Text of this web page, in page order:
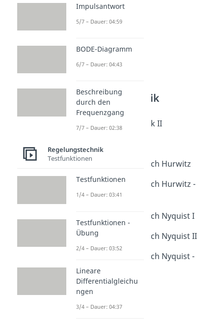
Weitere Inhalte:
Regelungstechnik
Stabilitätsanalyse
Intro Regelungstechnik II
Dauer: 04:15
Stabilitätskriterium nach Hurwitz
Stabilitätskriterium nach Hurwitz -
Übung
Stabilitätskriterium nach Nyquist I
Dauer: 02:59
Stabilitätskriterium nach Nyquist II
Dauer: 03:46
Stabilitätskriterium nach Nyquist -
Übung
Dauer: 02:58
Impulsantwort
5/7 – Dauer: 04:59
BODE-Diagramm
6/7 – Dauer: 04:43
Beschreibung
durch den
Frequenzgang
7/7 – Dauer: 02:38
Regelungstechnik
Testfunktionen
Testfunktionen
1/4 – Dauer: 03:41
Testfunktionen -
Übung
2/4 – Dauer: 03:52
Lineare
Differentialgleichu
ngen
3/4 – Dauer: 04:37